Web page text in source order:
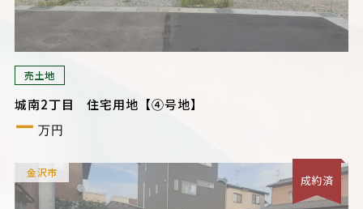
売土地
城南2丁目 住宅用地【④号地】
ー 万円
金沢市
成約済